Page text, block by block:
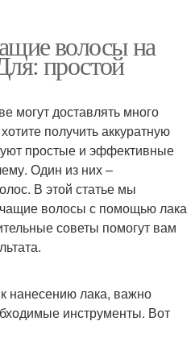
волосы на
простой
могут доставлять много
получить аккуратную
простые и эффективные
Один из них –
В этой статье мы
волосы с помощью лака
советы помогут вам
нанесению лака, важно
инструменты. Вот